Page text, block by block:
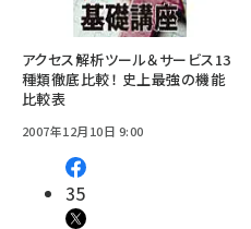
アクセス解析ツール＆サービス13
種類徹底比較！ 史上最強の機能
比較表
2007年12月10日 9:00
35